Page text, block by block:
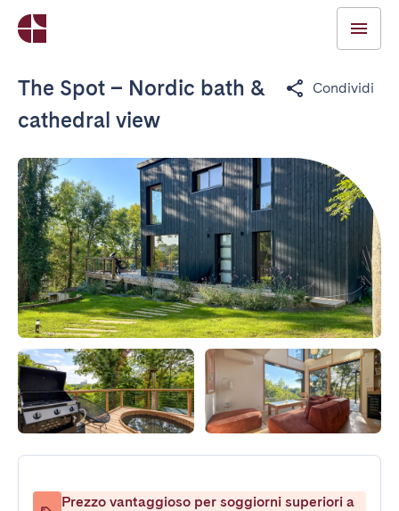
The Spot – Nordic bath &
cathedral view
Condividi
Prezzo vantaggioso per soggiorni superiori a